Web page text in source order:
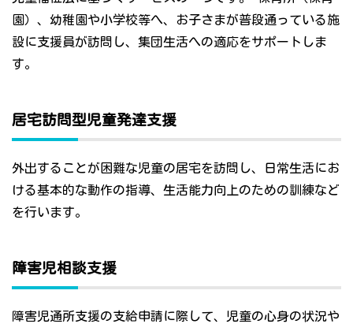
園）、幼稚園や小学校等へ、お子さまが普段通っている施
設に支援員が訪問し、集団生活への適応をサポートしま
す。
居宅訪問型児童発達支援
外出することが困難な児童の居宅を訪問し、日常生活にお
ける基本的な動作の指導、生活能力向上のための訓練など
を行います。
障害児相談支援
障害児通所支援の支給申請に際して、児童の心身の状況や